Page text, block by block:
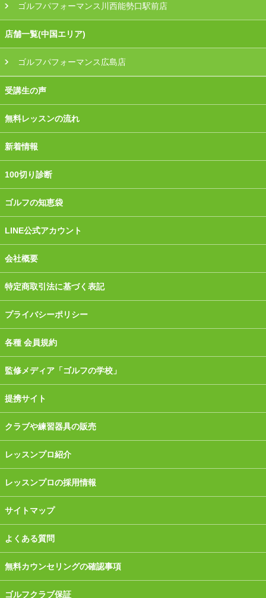
ゴルフパフォーマンス川西能勢口駅前店
店舗一覧(中国エリア)
ゴルフパフォーマンス広島店
受講生の声
無料レッスンの流れ
新着情報
100切り診断
ゴルフの知恵袋
LINE公式アカウント
会社概要
特定商取引法に基づく表記
プライバシーポリシー
各種 会員規約
監修メディア「ゴルフの学校」
提携サイト
クラブや練習器具の販売
レッスンプロ紹介
レッスンプロの採用情報
サイトマップ
よくある質問
無料カウンセリングの確認事項
ゴルフクラブ保証